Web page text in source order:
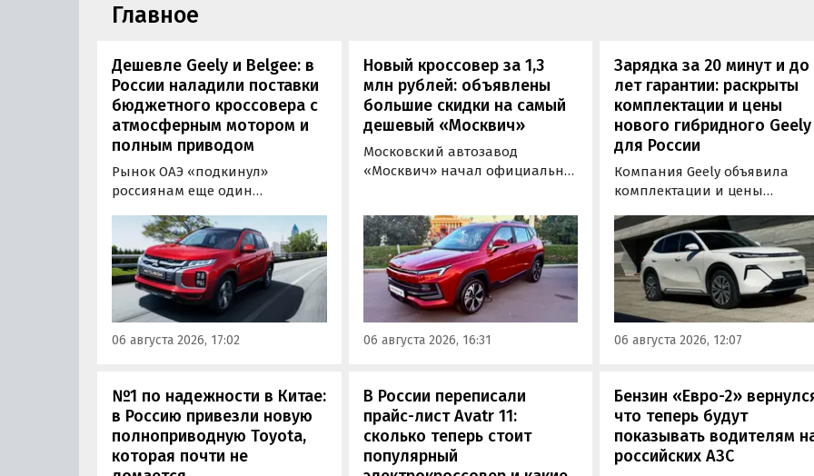
Главное
Дешевле Geely и Belgee: в
России наладили поставки
бюджетного кроссовера с
атмосферным мотором и
полным приводом
Рынок ОАЭ «подкинул»
россиянам еще один
продавался в России
официально. Речь о Mitsubishi
ASX: у дилеров в Эмиратах он
стоит примерно от 1 600 000
рублей по текущему курсу, а у
нас с учетом всех расходов
цены на него стартуют от 2 251
06 августа 2026, 17:02
Новый кроссовер за 1,3
млн рублей: объявлены
большие скидки на самый
дешевый «Москвич»
Московский автозавод
«Москвич» начал официально
прямой выгодой в размере 360
тыс. рублей. Получить такую
скидку можно при покупке
нового автомобиля 2025 или
2026 года выпуска в период с 4
по 31 августа, сообщили в
пресс-службе компании.
06 августа 2026, 16:31
Зарядка за 20 минут и
лет гарантии: раскрыты
комплектации и цены
нового гибридного Geely
для России
Компания Geely объявила
комплектации и цены
новой версии EM-R с
установкой
типа. Автомобиль оснащен
инновационной системой
названием Electric Motor
Extended Range (EM-R) и
заряжаться от 30 до 80%
06 августа 2026, 12:07
№1 по надежности в Китае:
в Россию привезли новую
полноприводную Toyota,
которая почти не
В России переписали
прайс-лист Avatr 11:
сколько теперь стоит
популярный
Бензин «Евро-2»
что теперь будут
показывать водителям
российских АЗС